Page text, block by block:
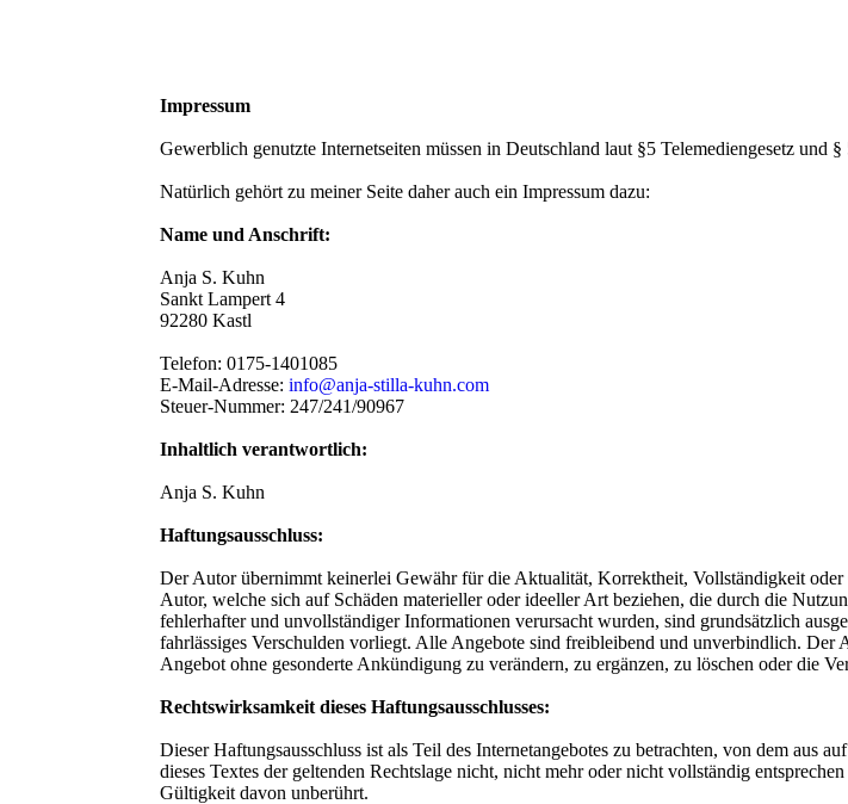
Impressum
Gewerblich genutzte Internetseiten müssen in Deutschland laut §5 Telemediengesetz und
Natürlich gehört zu meiner Seite daher auch ein Impressum dazu:
Name und Anschrift:
Anja S. Kuhn
Sankt Lampert 4
92280 Kastl
Telefon: 0175-1401085
E-Mail-Adresse:info@anja-stilla-kuhn.com
Steuer-Nummer: 247/241/90967
Inhaltlich verantwortlich:
Anja S. Kuhn
Haftungsausschluss:
Der Autor übernimmt keinerlei Gewähr für die Aktualität, Korrektheit, Vollständigkeit
Autor, welche sich auf Schäden materieller oder ideeller Art beziehen, die durch die
fehlerhafter und unvollständiger Informationen verursacht wurden, sind grundsätzlich
fahrlässiges Verschulden vorliegt. Alle Angebote sind freibleibend und unverbindlich. Der
Angebot ohne gesonderte Ankündigung zu verändern, zu ergänzen, zu löschen oder die
Rechtswirksamkeit dieses Haftungsausschlusses:
Dieser Haftungsausschluss ist als Teil des Internetangebotes zu betrachten, von dem aus
dieses Textes der geltenden Rechtslage nicht, nicht mehr oder nicht vollständig
Gültigkeit davon unberührt.